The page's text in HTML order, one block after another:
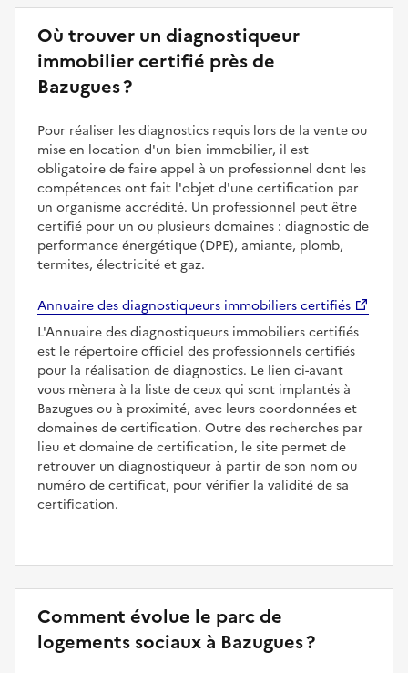
Où trouver un diagnostiqueur
immobilier certifié près de
Bazugues ?
Pour réaliser les diagnostics requis lors de la vente ou
mise en location d'un bien immobilier, il est
obligatoire de faire appel à un professionnel dont les
compétences ont fait l'objet d'une certification par
un organisme accrédité. Un professionnel peut être
certifié pour un ou plusieurs domaines : diagnostic de
performance énergétique (DPE), amiante, plomb,
termites, électricité et gaz.
Annuaire des diagnostiqueurs immobiliers certifiés
L'Annuaire des diagnostiqueurs immobiliers certifiés
est le répertoire officiel des professionnels certifiés
pour la réalisation de diagnostics. Le lien ci-avant
vous mènera à la liste de ceux qui sont implantés à
Bazugues ou à proximité, avec leurs coordonnées et
domaines de certification. Outre des recherches par
lieu et domaine de certification, le site permet de
retrouver un diagnostiqueur à partir de son nom ou
numéro de certificat, pour vérifier la validité de sa
certification.
Comment évolue le parc de
logements sociaux à Bazugues ?